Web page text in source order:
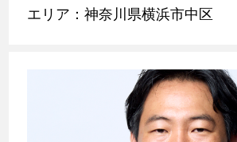
エリア：神奈川県横浜市中区